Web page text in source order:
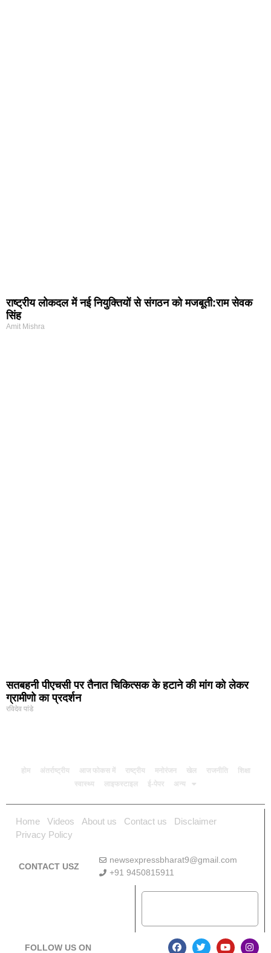
राष्ट्रीय लोकदल में नई नियुक्तियों से संगठन को मजबूती:राम सेवक
सिंह
Amit Mishra
सतबहनी पीएचसी पर तैनात चिकित्सक के हटाने की मांग को लेकर
ग्रामीणो का प्रदर्शन
रविदेव पांडे
होम अंतर्राष्ट्रीय आज फोकस में राष्ट्रीय मनोरंजन खेल राजनीति
शिक्षा
स्वास्थ्य
लाइफस्टाइल ई-पेपर अन्य
Home Videos About us Contact us
Disclaimer
Privacy Policy
CONTACT USZ
newsexpressbharat9@gmail.com
+91 9450815911
FOLLOW US ON